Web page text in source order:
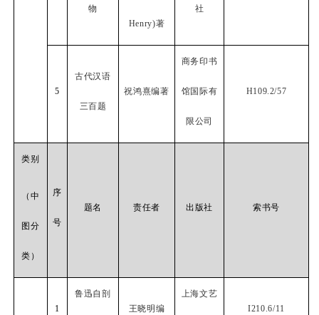
物
Henry)著
社
5
古代汉语
三百题
祝鸿熹编著
商务印书
馆国际有
限公司
H109.2/57
类别
（中
图分
类）
序
号
题名 责任者 出版社 索书号
1
鲁迅自剖
王晓明编
上海文艺
I210.6/11